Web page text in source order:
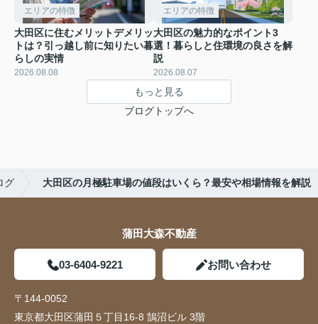
エリアの特徴
大田区に住むメリットデメリッ
トは？引っ越し前に知りたい暮
らしの実情
2026.08.08
エリアの特徴
大田区の魅力的なポイント3
選！暮らしと住環境の良さを解
説
2026.08.07
もっと見る
ブログトップへ
グ 大田区の月極駐車場の値段はいくら？最安や相場情報を解説
蒲田大森不動産
03-6404-9221 お問い合わせ
〒144-0052
東京都大田区蒲田５丁目16-8 鵠沼ビル 3階